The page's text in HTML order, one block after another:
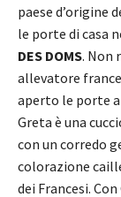
paese d’origine
le porte di casa
DES DOMS. Non
allevatore
aperto le porte
Greta è una
con un corredo
colorazione
dei Francesi.